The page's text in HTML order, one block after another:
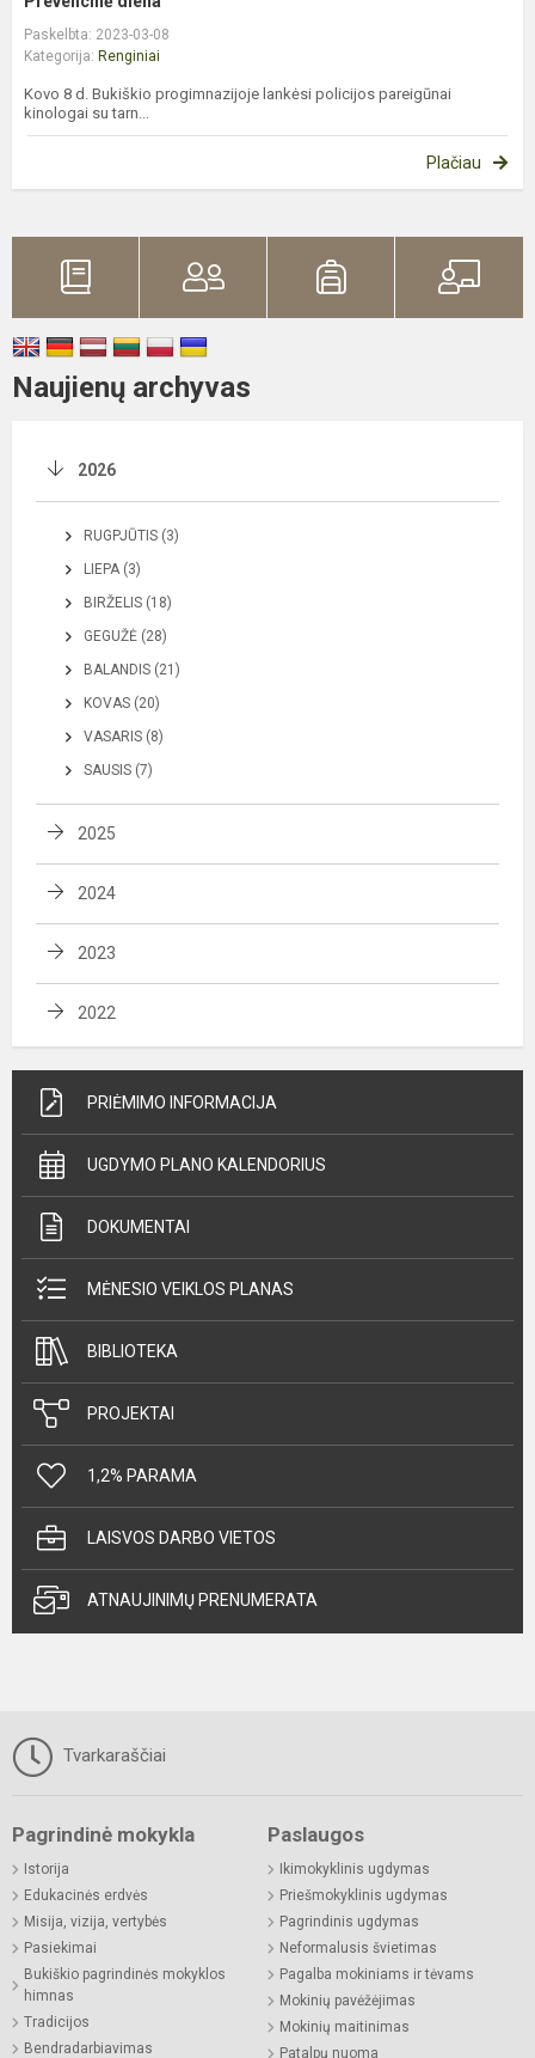
Paskelbta: 2023-03-08
Kategorija: Renginiai
Kovo 8 d. Bukiškio progimnazijoje lankėsi policijos pareigūnai
kinologai su tarn...
Plačiau
Naujienų archyvas
2026
RUGPJŪTIS (3)
LIEPA (3)
BIRŽELIS (18)
GEGUŽĖ (28)
BALANDIS (21)
KOVAS (20)
VASARIS (8)
SAUSIS (7)
2025
2024
2023
2022
PRIĖMIMO INFORMACIJA
UGDYMO PLANO KALENDORIUS
DOKUMENTAI
MĖNESIO VEIKLOS PLANAS
BIBLIOTEKA
PROJEKTAI
1,2% PARAMA
LAISVOS DARBO VIETOS
ATNAUJINIMŲ PRENUMERATA
Tvarkaraščiai
Pagrindinė mokykla
Istorija
Edukacinės erdvės
Misija, vizija, vertybės
Pasiekimai
Bukiškio pagrindinės mokyklos
himnas
Tradicijos
Bendradarbiavimas
Paslaugos
Ikimokyklinis ugdymas
Priešmokyklinis ugdymas
Pagrindinis ugdymas
Neformalusis švietimas
Pagalba mokiniams ir tėvams
Mokinių pavėžėjimas
Mokinių maitinimas
Patalpų nuoma